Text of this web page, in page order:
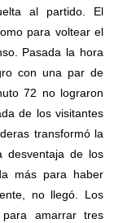
al partido. El
para voltear el
Pasada la hora
con una par de
72 no lograron
de los visitantes
transformó la
desventaja de los
más para haber
no llegó. Los
amarrar tres